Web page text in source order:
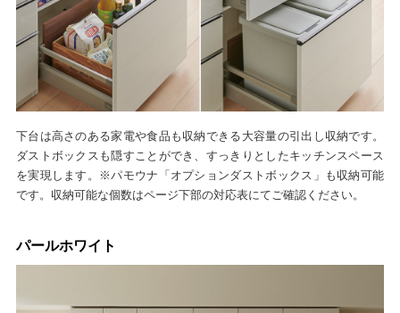
下台は高さのある家電や食品も収納できる大容量の引出し収納です。
ダストボックスも隠すことができ、すっきりとしたキッチンスペース
を実現します。※パモウナ「オプションダストボックス」も収納可能
です。収納可能な個数はページ下部の対応表にてご確認ください。
パールホワイト